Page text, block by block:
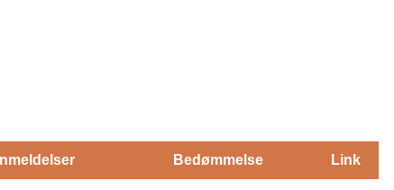
Bedømmelse Link